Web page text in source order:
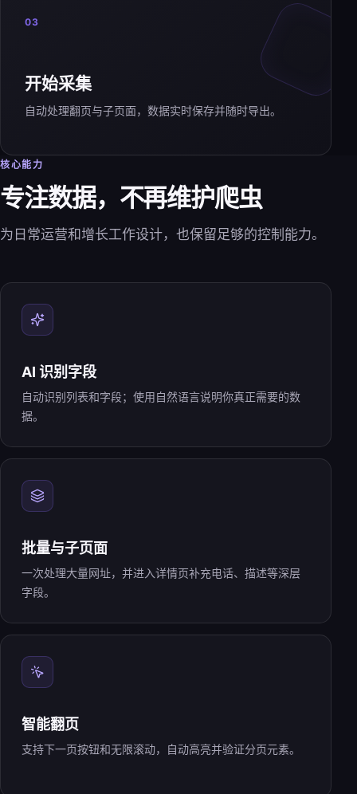
03
开始采集
自动处理翻页与子页面，数据实时保存并随时导出。
核心能力
专注数据，不再维护爬虫
为日常运营和增长工作设计，也保留足够的控制能力。
AI 识别字段
自动识别列表和字段；使用自然语言说明你真正需要的数
据。
批量与子页面
一次处理大量网址，并进入详情页补充电话、描述等深层
字段。
智能翻页
支持下一页按钮和无限滚动，自动高亮并验证分页元素。